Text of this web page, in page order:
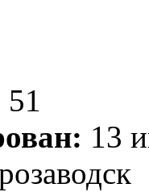
51
13